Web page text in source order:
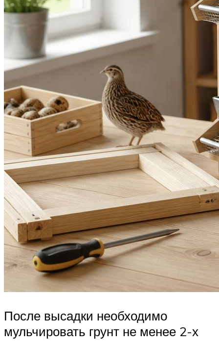
После высадки необходимо
мульчировать грунт не менее 2-х